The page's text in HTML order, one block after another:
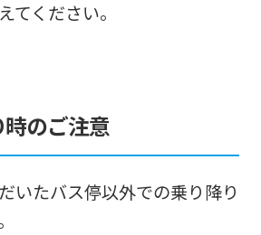
てください。
のご注意
いたバス停以外での乗り降り
Japanese
this
website
be